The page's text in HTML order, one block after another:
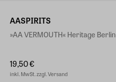
AASPIRITS
»AA VERMOUTH« Heritage Berlin
19,50 €
inkl. MwSt. zzgl. Versand